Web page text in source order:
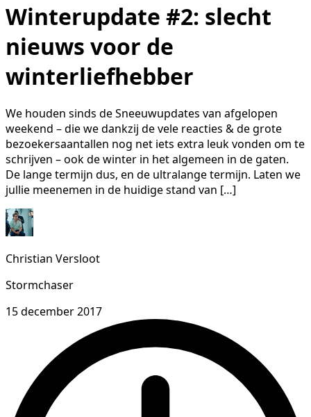
Winterupdate #2: slecht
nieuws voor de
winterliefhebber
We houden sinds de Sneeuwupdates van afgelopen
weekend – die we dankzij de vele reacties & de grote
bezoekersaantallen nog net iets extra leuk vonden om te
schrijven – ook de winter in het algemeen in de gaten.
De lange termijn dus, en de ultralange termijn. Laten we
jullie meenemen in de huidige stand van […]
Christian Versloot
Stormchaser
15 december 2017